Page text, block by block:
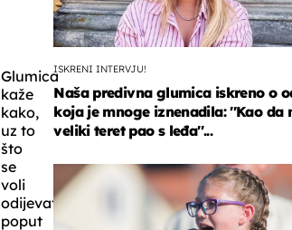
Glumica
kaže
kako,
uz to
što
se
voli
odijevati
poput
ISKRENI INTERVJU!
Naša predivna glumica iskreno o
koja je mnoge iznenadila: ''Kao da
veliki teret pao s leđa''...